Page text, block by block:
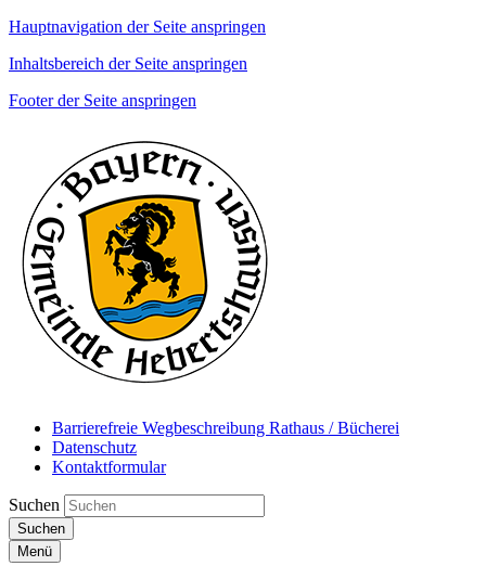
Hauptnavigation der Seite anspringen
Inhaltsbereich der Seite anspringen
Footer der Seite anspringen
Barrierefreie Wegbeschreibung Rathaus / Bücherei
Datenschutz
Kontaktformular
Suchen
Suchen
Menü